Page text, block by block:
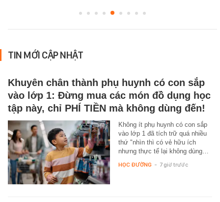
TIN MỚI CẬP NHẬT
Khuyên chân thành phụ huynh có con sắp
vào lớp 1: Đừng mua các món đồ dụng học
tập này, chỉ PHÍ TIỀN mà không dùng đến!
Không ít phụ huynh có con sắp
vào lớp 1 đã tích trữ quá nhiều
thứ "nhìn thì có vẻ hữu ích
nhưng thực tế lại không dùng…
HỌC ĐƯỜNG - 7 giờ trước